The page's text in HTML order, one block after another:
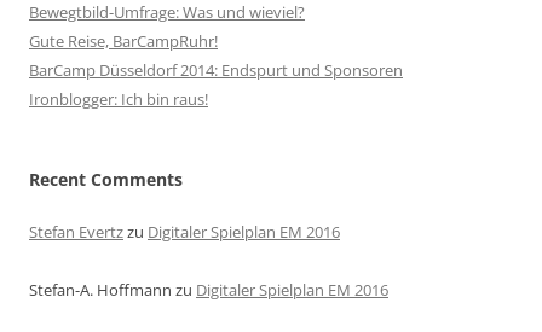
Bewegtbild-Umfrage: Was und wieviel?
Gute Reise, BarCampRuhr!
BarCamp Düsseldorf 2014: Endspurt und Sponsoren
Ironblogger: Ich bin raus!
Recent Comments
Stefan Evertzzu Digitaler Spielplan EM 2016
Stefan-A. Hoffmann zu Digitaler Spielplan EM 2016